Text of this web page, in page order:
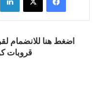
اضغط هنا للانضمام
قروبات